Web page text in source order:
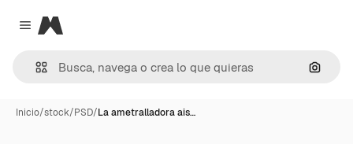
Close menu
Magnific
Inicio/stock/PSD/La ametralladora ais…